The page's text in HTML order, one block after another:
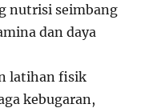
nutrisi seimbang
dan daya
latihan fisik
kebugaran,